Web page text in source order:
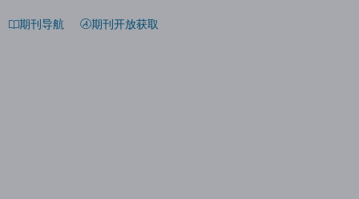
期刊导航 期刊开放获取